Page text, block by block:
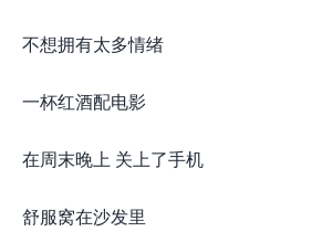
不想拥有太多情绪
一杯红酒配电影
在周末晚上 关上了手机
舒服窝在沙发里